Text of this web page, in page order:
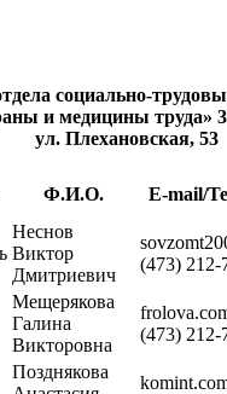
социально-
и медицины труда»
ул. Плехановская, 53
Ф.И.О. E-mail/
Неснов
Виктор
Дмитриевич
(473) 212-
Мещерякова
Галина
Викторовна
(473) 212-
Позднякова